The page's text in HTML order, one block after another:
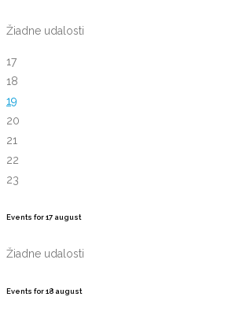
Žiadne udalosti
17
18
19
20
21
22
23
Events for17 august
Žiadne udalosti
Events for18 august